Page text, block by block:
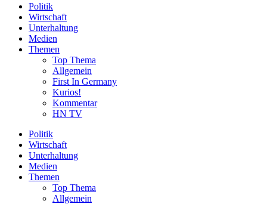
Politik
Wirtschaft
Unterhaltung
Medien
Themen
Top Thema
Allgemein
First In Germany
Kurios!
Kommentar
HN TV
Politik
Wirtschaft
Unterhaltung
Medien
Themen
Top Thema
Allgemein